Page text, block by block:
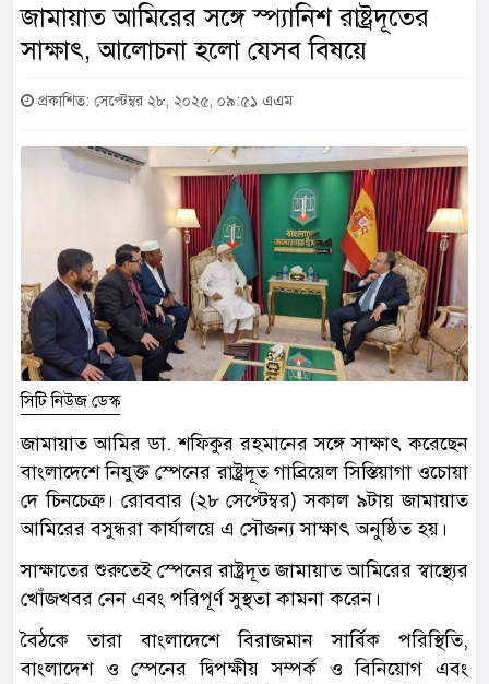
জামায়াত আমিরের সঙ্গে স্প্যানিশ রাষ্ট্রদূতের
সাক্ষাৎ, আলোচনা হলো যেসব বিষয়ে
প্রকাশিত: সেপ্টেম্বর ২৮, ২০২৫, ০৯:৫১ এএম
সিটি নিউজ ডেস্ক
জামায়াত আমির ডা. শফিকুর রহমানের সঙ্গে সাক্ষাৎ করেছেন
বাংলাদেশে নিযুক্ত স্পেনের রাষ্ট্রদূত গাব্রিয়েল সিস্তিয়াগা ওচোয়া
দে চিনচেত্রু। রোববার (২৮ সেপ্টেম্বর) সকাল ৯টায় জামায়াত
আমিরের বসুন্ধরা কার্যালয়ে এ সৌজন্য সাক্ষাৎ অনুষ্ঠিত হয়।
সাক্ষাতের শুরুতেই স্পেনের রাষ্ট্রদূত জামায়াত আমিরের স্বাস্থ্যের
খোঁজখবর নেন এবং পরিপূর্ণ সুস্থতা কামনা করেন।
বৈঠকে তারা বাংলাদেশে বিরাজমান সার্বিক পরিস্থিতি,
বাংলাদেশ ও স্পেনের দ্বিপক্ষীয় সম্পর্ক ও বিনিয়োগ এবং